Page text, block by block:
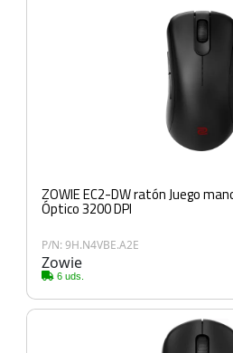
ZOWIE EC2-DW ratón Juego
Óptico 3200 DPI
P/N: 9H.N4VBE.A2E
Zowie
6 uds.